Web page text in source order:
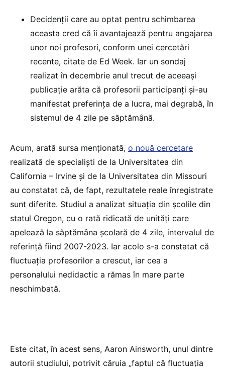
Decidenții care au optat pentru schimbarea
aceasta cred că îi avantajează pentru angajarea
unor noi profesori, conform unei cercetări
recente, citate de Ed Week. Iar un sondaj
realizat în decembrie anul trecut de aceeași
publicație arăta că profesorii participanți și-au
manifestat preferința de a lucra, mai degrabă, în
sistemul de 4 zile pe săptămână.
Acum, arată sursa menționată, o nouă cercetare
realizată de specialiști de la Universitatea din
California – Irvine și de la Universitatea din Missouri
au constatat că, de fapt, rezultatele reale înregistrate
sunt diferite. Studiul a analizat situația din școlile din
statul Oregon, cu o rată ridicată de unități care
apelează la săptămâna școlară de 4 zile, intervalul de
referință fiind 2007-2023. Iar acolo s-a constatat că
fluctuația profesorilor a crescut, iar cea a
personalului nedidactic a rămas în mare parte
neschimbată.
Este citat, în acest sens, Aaron Ainsworth, unul dintre
autorii studiului, potrivit căruia „faptul că fluctuația